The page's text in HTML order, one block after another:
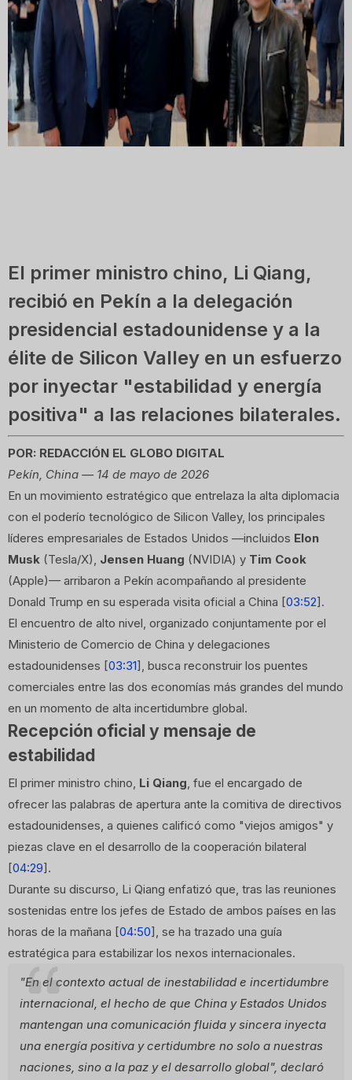
El primer ministro chino, Li Qiang,
recibió en Pekín a la delegación
presidencial estadounidense y a la
élite de Silicon Valley en un esfuerzo
por inyectar "estabilidad y energía
positiva" a las relaciones bilaterales.
POR: REDACCIÓN EL GLOBO DIGITAL
Pekín, China — 14 de mayo de 2026
En un movimiento estratégico que entrelaza la alta diplomacia
con el poderío tecnológico de Silicon Valley, los principales
líderes empresariales de Estados Unidos —incluidos Elon
Musk (Tesla/X), Jensen Huang (NVIDIA) y Tim Cook
(Apple)— arribaron a Pekín acompañando al presidente
Donald Trump en su esperada visita oficial a China [03:52].
El encuentro de alto nivel, organizado conjuntamente por el
Ministerio de Comercio de China y delegaciones
estadounidenses [03:31], busca reconstruir los puentes
comerciales entre las dos economías más grandes del mundo
en un momento de alta incertidumbre global.
Recepción oficial y mensaje de
estabilidad
El primer ministro chino, Li Qiang, fue el encargado de
ofrecer las palabras de apertura ante la comitiva de directivos
estadounidenses, a quienes calificó como "viejos amigos" y
piezas clave en el desarrollo de la cooperación bilateral
[04:29].
Durante su discurso, Li Qiang enfatizó que, tras las reuniones
sostenidas entre los jefes de Estado de ambos países en las
horas de la mañana [04:50], se ha trazado una guía
estratégica para estabilizar los nexos internacionales.
"En el contexto actual de inestabilidad e incertidumbre
internacional, el hecho de que China y Estados Unidos
mantengan una comunicación fluida y sincera inyecta
una energía positiva y certidumbre no solo a nuestras
naciones, sino a la paz y el desarrollo global", declaró